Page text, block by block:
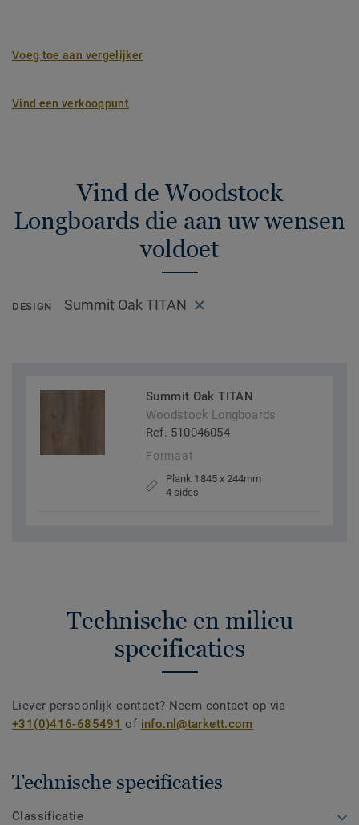
Voeg toe aan vergelijker
Vind een verkooppunt
Vind de Woodstock
Longboards die aan uw wensen
voldoet
DESIGN Summit Oak TITAN
Summit Oak TITAN
Woodstock Longboards
Ref. 510046054
Formaat
Plank 1845 x 244mm
4 sides
Technische en milieu
specificaties
Liever persoonlijk contact? Neem contact op via
+31(0)416-685491 of info.nl@tarkett.com
Technische specificaties
Classificatie